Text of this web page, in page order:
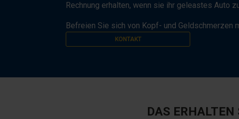
Rechnung erhalten, wenn sie ihr geleastes Auto
Befreien Sie sich von Kopf- und Geldschmerzen
KONTAKT
DAS